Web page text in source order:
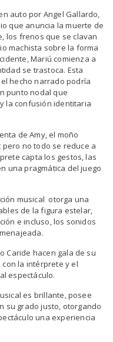
auto por Angel Gallardo,
que anuncia la muerte de
los frenos que se clavan
machista sobre la forma
Mariú comienza a
se trastoca. Esta
hecho narrado podría
punto nodal que
la confusión identitaria
de Amy, el moño
no todo se reduce a
capta los gestos, las
una pragmática del juego
musical otorga una
de la figura estelar,
e incluso, los sonidos
Caride hacen gala de su
la intérprete y el
espectáculo.
es brillante, posee
su grado justo, otorgando
una experiencia